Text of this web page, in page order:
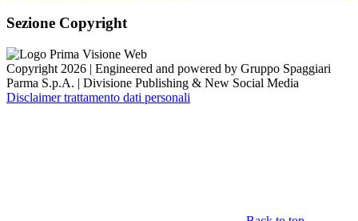
Sezione Copyright
Copyright 2026 | Engineered and powered by Gruppo Spaggiari
Parma S.p.A. | Divisione Publishing & New Social Media
Disclaimer trattamento dati personali